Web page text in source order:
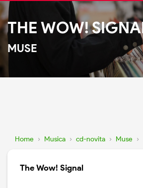
THE WOW!
MUSE
Home › Musica › cd-novita › Muse ›
The Wow! Signal